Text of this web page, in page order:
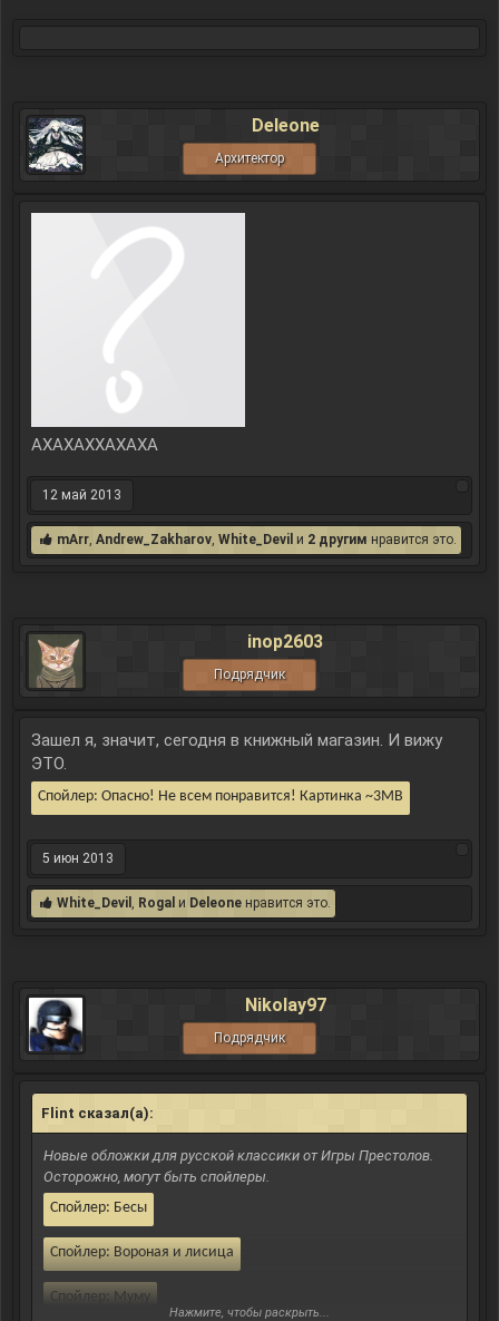
Deleone
Архитектор
АХАХАХХАХАХА
12 май 2013
mArr, Andrew_Zakharov, White_Devil и 2 другим нравится это.
inop2603
Подрядчик
Зашел я, значит, сегодня в книжный магазин. И вижу
ЭТО.
Спойлер: Опасно! Не всем понравится! Картинка ~3MB
5 июн 2013
White_Devil , Rogal и Deleone нравится это.
Nikolay97
Подрядчик
Flint сказал(а):
Новые обложки для русской классики от Игры Престолов.
Осторожно, могут быть спойлеры.
Спойлер: Бесы
Спойлер:Вороная и лисица
Спойлер:Муму
Нажмите, чтобы раскрыть...